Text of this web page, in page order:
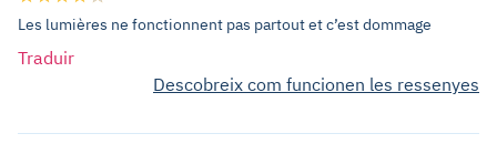
Les lumières ne fonctionnent pas partout et c’est dommage
Traduir
Descobreix com funcionen les ressenyes